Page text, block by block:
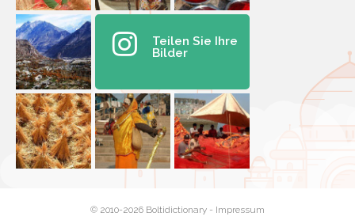
Teilen Sie Ihre
Bilder
© 2010-2026 Boltidictionary - Impressum